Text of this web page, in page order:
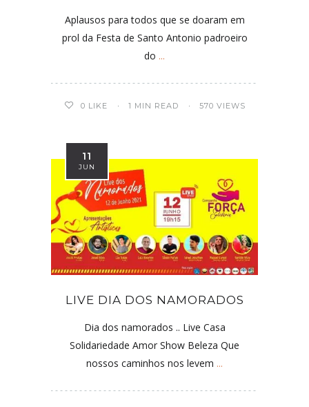
Aplausos para todos que se doaram em
prol da Festa de Santo Antonio padroeiro
do ...
0 LIKE 1 MIN READ 570 VIEWS
11
JUN
LIVE DIA DOS NAMORADOS
Dia dos namorados .. Live Casa
Solidariedade Amor Show Beleza Que
nossos caminhos nos levem ...